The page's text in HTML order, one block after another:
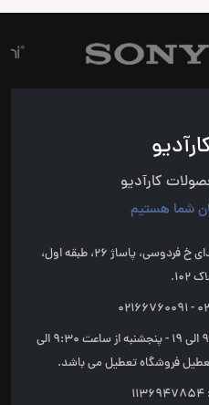
کارآدیو
تهران، میدان امام خمینی، ابتدای خ فردوسی، پاساژ 26، طبقه اول،
102.
شنبه تا چهارشنبه از ساعت 9:30 الی 19 - پنجشنبه از ساعت 9:30 الی